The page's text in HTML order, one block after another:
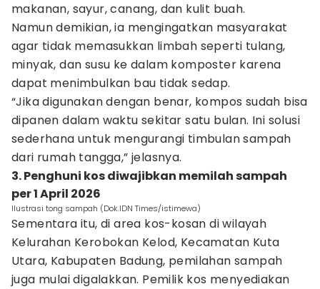
makanan, sayur, canang, dan kulit buah.
Namun demikian, ia mengingatkan masyarakat
agar tidak memasukkan limbah seperti tulang,
minyak, dan susu ke dalam komposter karena
dapat menimbulkan bau tidak sedap.
“Jika digunakan dengan benar, kompos sudah bisa
dipanen dalam waktu sekitar satu bulan. Ini solusi
sederhana untuk mengurangi timbulan sampah
dari rumah tangga,” jelasnya.
3. Penghuni kos diwajibkan memilah sampah
per 1 April 2026
Ilustrasi tong sampah (Dok.IDN Times/istimewa)
Sementara itu, di area kos-kosan di wilayah
Kelurahan Kerobokan Kelod, Kecamatan Kuta
Utara, Kabupaten Badung, pemilahan sampah
juga mulai digalakkan. Pemilik kos menyediakan